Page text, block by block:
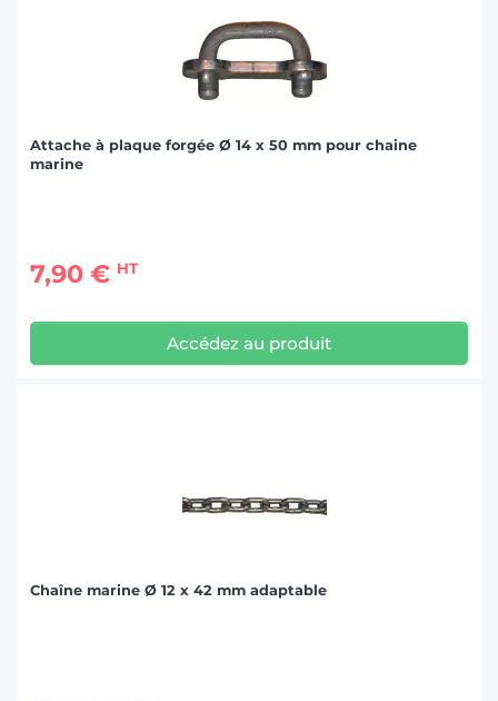
Attache à plaque forgée Ø 14 x 50 mm pour chaine
marine
7,90 € HT
Accédez au produit
Chaîne marine Ø 12 x 42 mm adaptable